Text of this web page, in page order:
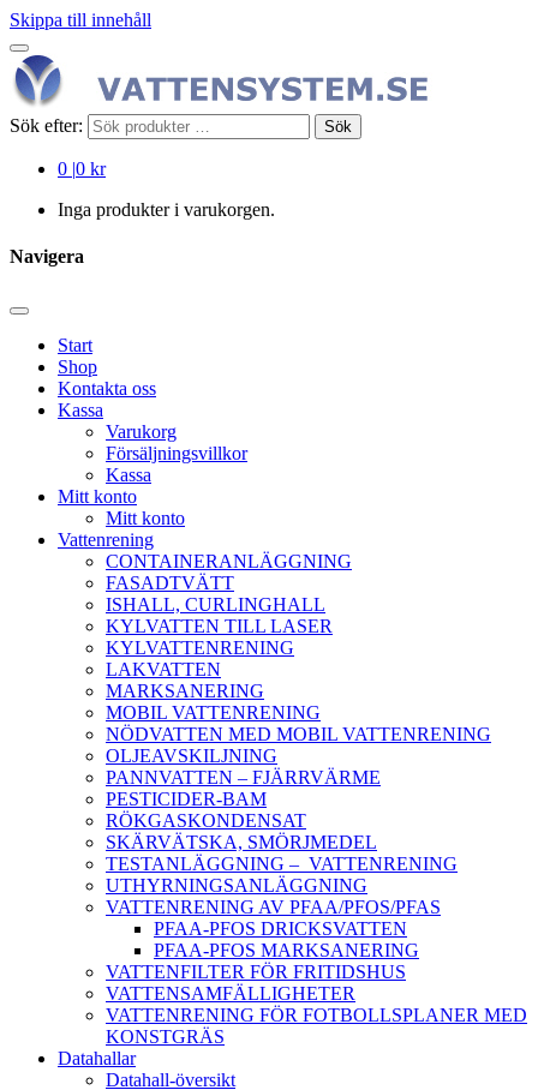
Skippa till innehåll
Sök efter: Sök
0 |0 kr
Inga produkter i varukorgen.
Navigera
Start
Shop
Kontakta oss
Kassa
Varukorg
Försäljningsvillkor
Kassa
Mitt konto
Mitt konto
Vattenrening
CONTAINERANLÄGGNING
FASADTVÄTT
ISHALL, CURLINGHALL
KYLVATTEN TILL LASER
KYLVATTENRENING
LAKVATTEN
MARKSANERING
MOBIL VATTENRENING
NÖDVATTEN MED MOBIL VATTENRENING
OLJEAVSKILJNING
PANNVATTEN – FJÄRRVÄRME
PESTICIDER-BAM
RÖKGASKONDENSAT
SKÄRVÄTSKA, SMÖRJMEDEL
TESTANLÄGGNING – VATTENRENING
UTHYRNINGSANLÄGGNING
VATTENRENING AV PFAA/PFOS/PFAS
PFAA-PFOS DRICKSVATTEN
PFAA-PFOS MARKSANERING
VATTENFILTER FÖR FRITIDSHUS
VATTENSAMFÄLLIGHETER
VATTENRENING FÖR FOTBOLLSPLANER MED
KONSTGRÄS
Datahallar
Datahall-översikt